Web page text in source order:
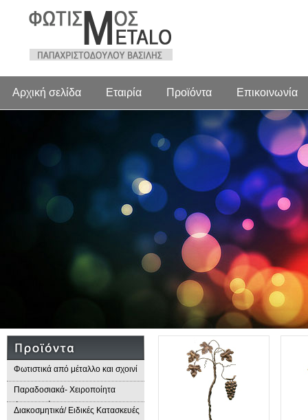
Αρχική σελίδα Εταιρία Προϊόντα Επικοινωνία
Φωτιστικά από μέταλλο και σχοινί
Παραδοσιακά- Χειροποίητα
Φωτιστικά
Διακοσμητικά/ Ειδικές Κατασκευές